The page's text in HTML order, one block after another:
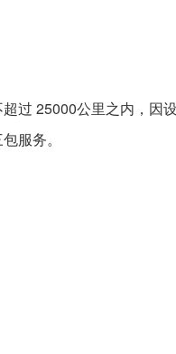
过 25000公里之内，因
服务。